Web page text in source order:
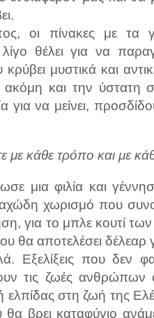
οι πίνακες με τα
θέλει για να
μυστικά και
και την ύστατη
για να μείνει,
κάθε τρόπο και με
μια φιλία και
χωρισμό που
για το μπλε κουτί
θα αποτελέσει δέλεαρ
Εξελίξεις που δεν
τις ζωές
στη ζωή της
βρει καταφύγιο